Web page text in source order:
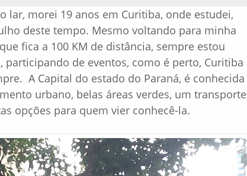
lar, morei 19 anos em Curitiba, onde estudei,
deste tempo. Mesmo voltando para minha
fica a 100 KM de distância, sempre estou
participando de eventos, como é perto, Curitiba
A Capital do estado do Paraná, é conhecida
urbano, belas áreas verdes, um transporte
opções para quem vier conhecê-la.